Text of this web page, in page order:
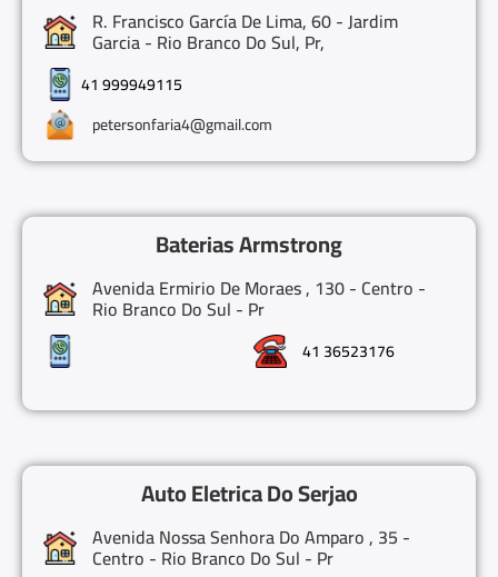
R. Francisco García De Lima, 60 - Jardim
Garcia - Rio Branco Do Sul, Pr,
41 999949115
petersonfaria4@gmail.com
Baterias Armstrong
Avenida Ermirio De Moraes , 130 - Centro -
Rio Branco Do Sul - Pr
41 36523176
Auto Eletrica Do Serjao
Avenida Nossa Senhora Do Amparo , 35 -
Centro - Rio Branco Do Sul - Pr